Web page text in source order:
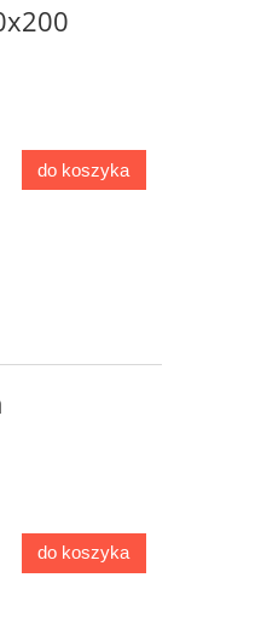
do koszyka
do koszyka